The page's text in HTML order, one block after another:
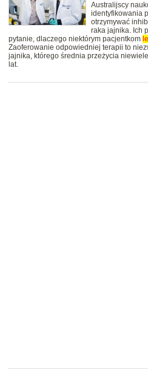
Australijscy
identyfikowania
otrzymywać
raka jajnika. Ich
pytanie, dlaczego niektórym pacjentkom
Zaoferowanie odpowiedniej terapii to
jajnika, którego średnia przeżycia
lat.